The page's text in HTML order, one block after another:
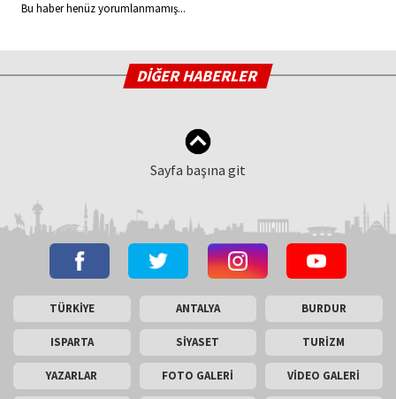
Bu haber henüz yorumlanmamış...
DİĞER HABERLER
Sayfa başına git
TÜRKİYE ANTALYA BURDUR
ISPARTA SİYASET TURİZM
YAZARLAR FOTO GALERİ VİDEO GALERİ